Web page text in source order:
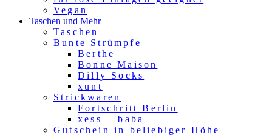
Vegan
Taschen und Mehr
Taschen
Bunte Strümpfe
Berthe
Bonne Maison
Dilly Socks
xunt
Strickwaren
Fortschritt Berlin
xess + baba
Gutschein in beliebiger Höhe